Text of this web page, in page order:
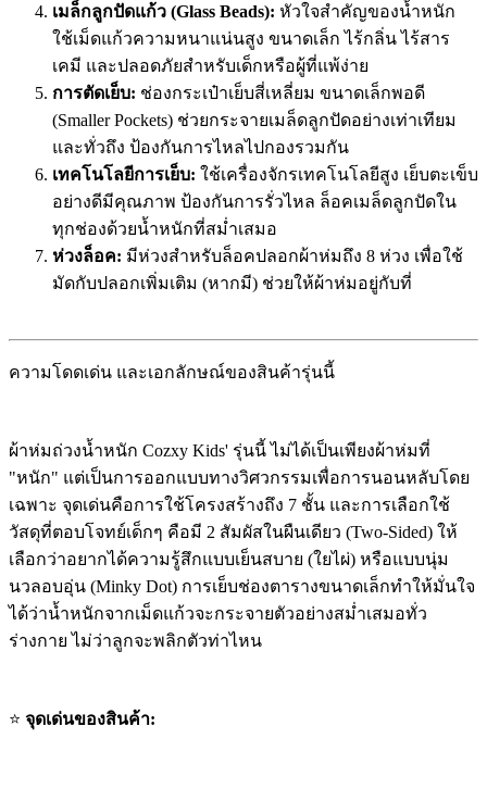
เมล็กลูกปัดแก้ว (Glass Beads): หัวใจสำคัญของน้ำหนัก
ใช้เม็ดแก้วความหนาแน่นสูง ขนาดเล็ก ไร้กลิ่น ไร้สาร
เคมี และปลอดภัยสำหรับเด็กหรือผู้ที่แพ้ง่าย
การตัดเย็บ: ช่องกระเป๋าเย็บสี่เหลี่ยม ขนาดเล็กพอดี
(Smaller Pockets) ช่วยกระจายเมล็ดลูกปัดอย่างเท่าเทียม
และทั่วถึง ป้องกันการไหลไปกองรวมกัน
เทคโนโลยีการเย็บ: ใช้เครื่องจักรเทคโนโลยีสูง เย็บตะเข็บ
อย่างดีมีคุณภาพ ป้องกันการรั่วไหล ล็อคเมล็ดลูกปัดใน
ทุกช่องด้วยน้ำหนักที่สม่ำเสมอ
ห่วงล็อค: มีห่วงสำหรับล็อคปลอกผ้าห่มถึง 8 ห่วง เพื่อใช้
มัดกับปลอกเพิ่มเติม (หากมี) ช่วยให้ผ้าห่มอยู่กับที่
ความโดดเด่น และเอกลักษณ์ของสินค้ารุ่นนี้
ผ้าห่มถ่วงน้ำหนัก Cozxy Kids' รุ่นนี้ ไม่ได้เป็นเพียงผ้าห่มที่
"หนัก" แต่เป็นการออกแบบทางวิศวกรรมเพื่อการนอนหลับโดย
เฉพาะ จุดเด่นคือการใช้โครงสร้างถึง 7 ชั้น และการเลือกใช้
วัสดุที่ตอบโจทย์เด็กๆ คือมี 2 สัมผัสในผืนเดียว (Two-Sided) ให้
เลือกว่าอยากได้ความรู้สึกแบบเย็นสบาย (ใยไผ่) หรือแบบนุ่ม
นวลอบอุ่น (Minky Dot) การเย็บช่องตารางขนาดเล็กทำให้มั่นใจ
ได้ว่าน้ำหนักจากเม็ดแก้วจะกระจายตัวอย่างสม่ำเสมอทั่ว
ร่างกาย ไม่ว่าลูกจะพลิกตัวท่าไหน
⭐ จุดเด่นของสินค้า: